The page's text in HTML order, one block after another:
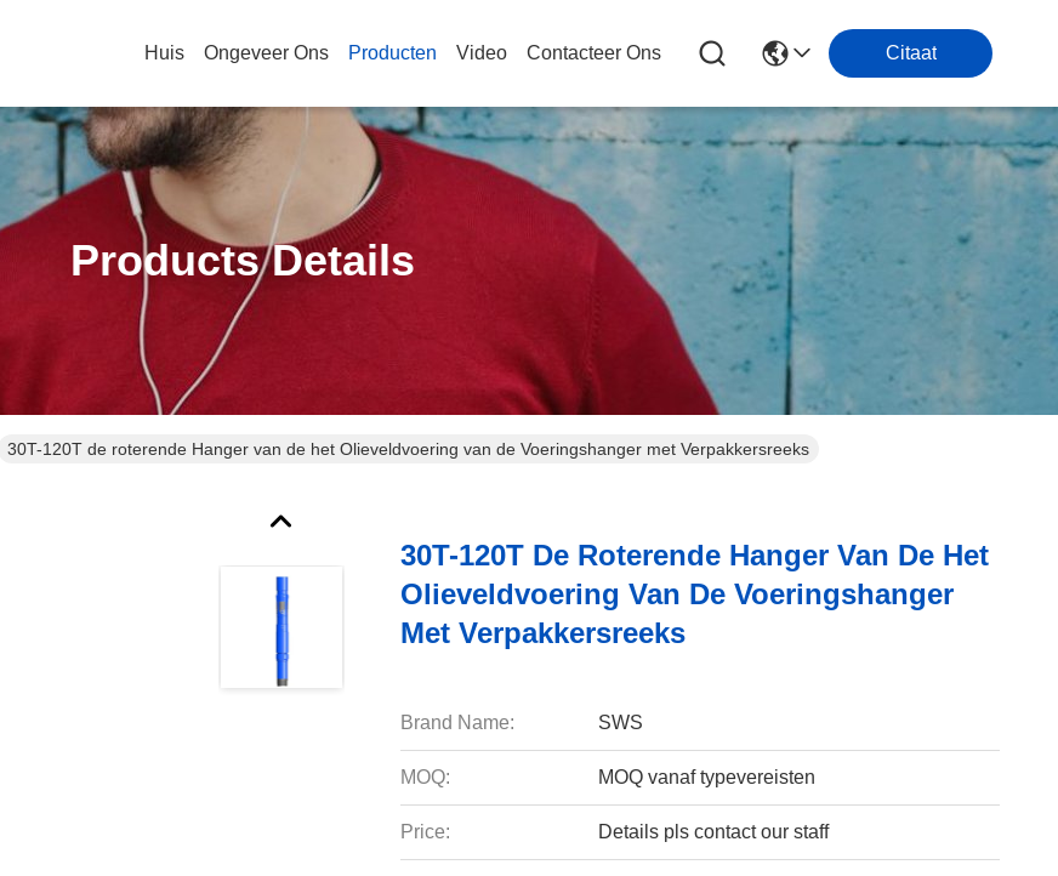
Huis Ongeveer Ons Producten Video Contacteer Ons Citaat
Products Details
30T-120T de roterende Hanger van de het Olieveldvoering van de Voeringshanger met Verpakkersreeks
30T-120T De Roterende Hanger Van De Het
Olieveldvoering Van De Voeringshanger
Met Verpakkersreeks
Brand Name: SWS
MOQ: MOQ vanaf typevereisten
Price: Details pls contact our staff